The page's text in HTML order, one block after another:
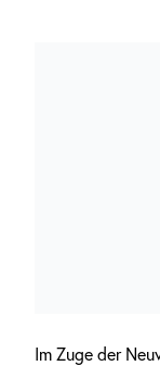
Im Zuge der